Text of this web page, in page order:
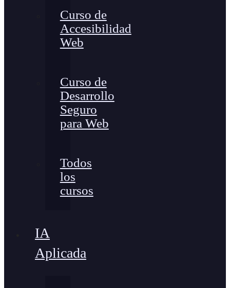
Curso de
Accesibilidad
Web
Curso de
Desarrollo
Seguro
para Web
Todos
los
cursos
IA
Aplicada